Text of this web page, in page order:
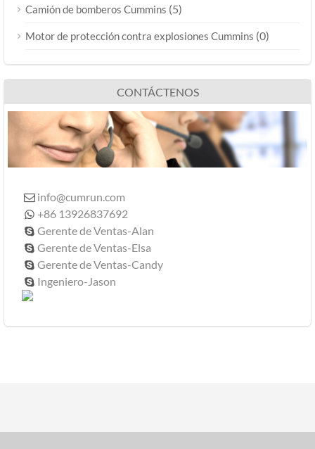
Camión de bomberos Cummins (5)
Motor de protección contra explosiones Cummins (0)
CONTÁCTENOS
 info@cumrun.com
 +86 13926837692
 Gerente de Ventas-Alan
 Gerente de Ventas-Elsa
 Gerente de Ventas-Candy
 Ingeniero-Jason